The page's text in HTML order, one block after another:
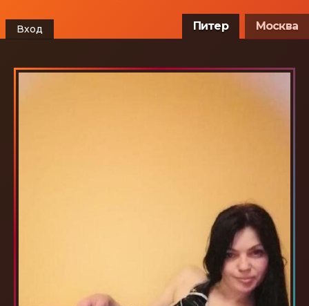
Вход Москва
Питер